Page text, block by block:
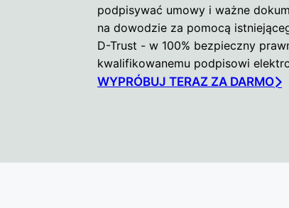
podpisywać umowy i ważne
na dowodzie za pomocą
D-Trust - w 100% bezpieczny
kwalifikowanemu podpisowi
WYPRÓBUJ TERAZ ZA DARMO